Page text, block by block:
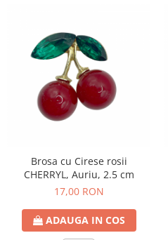
Brosa cu Cirese rosii
CHERRYL, Auriu, 2.5 cm
17,00 RON
ADAUGA IN COS